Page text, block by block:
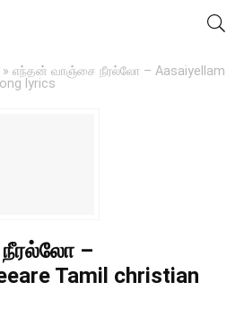
» எந்தன் வாஞ்சை நீரல்லோ – Aasaiyellam
lyrics
–
Tamil christian